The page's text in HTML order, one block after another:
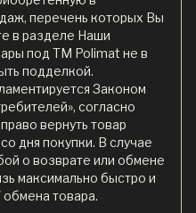
перечень которых Вы
в разделе Наши
под ТМ Polimat не в
подделкой.
Законом
согласно
вернуть товар
дня покупки. В случае
о возврате или обмене
максимально быстро и
обмена товара.